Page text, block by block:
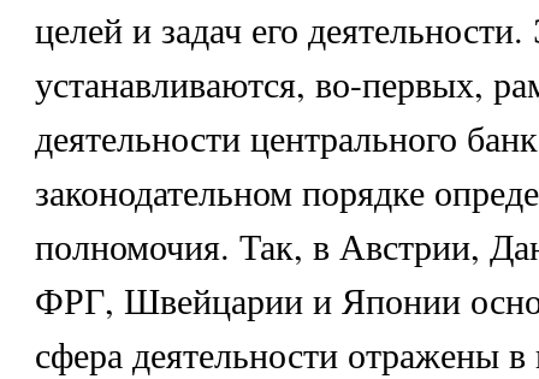
целей и задач его
устанавливаются, во-первых,
деятельности центрального
законодательном порядке
полномочия. Так, в Австрии,
ФРГ, Швейцарии и Японии
сфера деятельности отражены